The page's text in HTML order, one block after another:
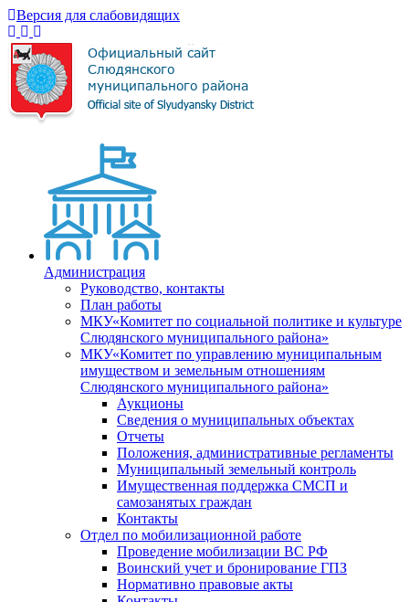
Версия для слабовидящих
Администрация
Руководство, контакты
План работы
МКУ«Комитет по социальной политике и культуре
Слюдянского муниципального района»
МКУ«Комитет по управлению муниципальным
имуществом и земельным отношениям
Слюдянского муниципального района»
Аукционы
Сведения о муниципальных объектах
Отчеты
Положения, административные регламенты
Муниципальный земельный контроль
Имущественная поддержка СМСП и
самозанятых граждан
Контакты
Отдел по мобилизационной работе
Проведение мобилизации ВС РФ
Воинский учет и бронирование ГПЗ
Нормативно правовые акты